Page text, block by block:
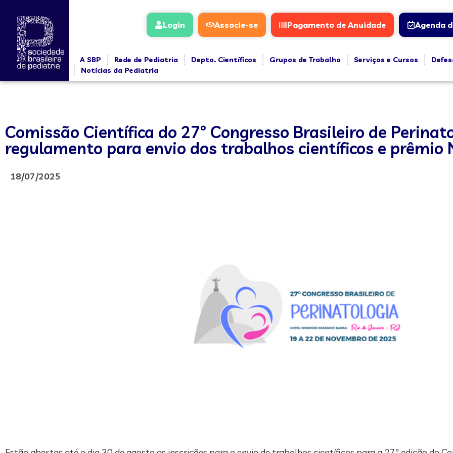
Login Associe-se Pagamento de Anuidade Agenda
A SBP Rede de Pediatria Depto. Científicos Grupos de Trabalho Serviços e Cursos
Notícias da Pediatria
Comissão Científica do 27º Congresso Brasileiro de
regulamento para envio dos trabalhos científicos e prêmio
18/07/2025